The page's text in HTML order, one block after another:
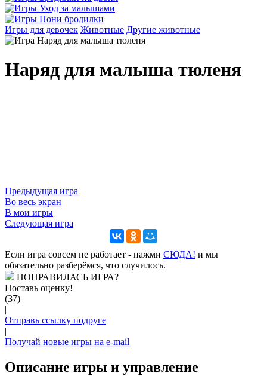
Игры для девочек Животные Другие животные
Наряд для малыша тюленя
Предыдущая игра
Во весь экран
В мои игры
Следующая игра
Если игра совсем не работает - нажми CЮДА! и мы
обязательно разберёмся, что случилось.
ПОНРАВИЛАСЬ ИГРА?
Поставь оценку!
(37)
|
Отправь ссылку подруге
|
Получай новые игры на e-mail
Описание игры и управление